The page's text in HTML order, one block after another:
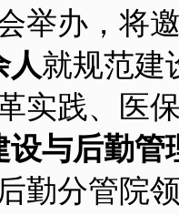
举办，将
人就规范建
实践、医
设与后勤
勤分管院